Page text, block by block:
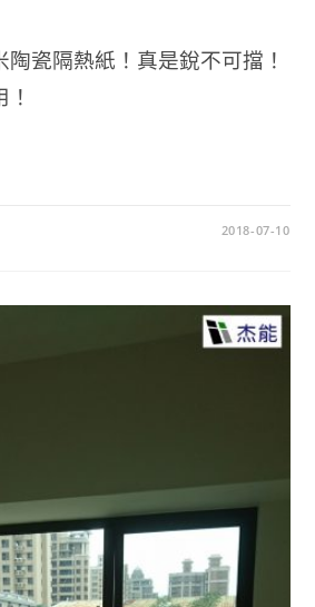
瓷隔熱紙！真是銳不可擋！
2018-07-10